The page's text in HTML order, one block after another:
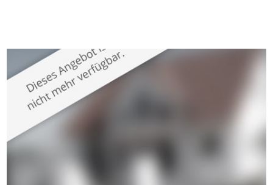
großzügige Räume und eine hochwertige Ausstattung, die
modernen Wohnkomfort mit einem stilvollen Ambiente
verbindet. Der […]